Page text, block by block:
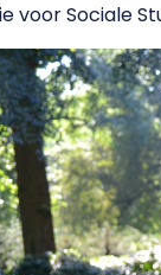
voor Sociale